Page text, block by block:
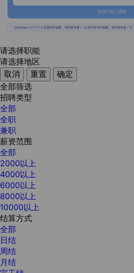
长按识别二维码
{{usertype=='2'?'个人投递实时提醒，招聘更快捷！':'企业回复实时提醒，求职更快捷！'}}
请选择职能
请选择地区
取消
重置
确定
全部筛选
招聘类型
全部
全职
兼职
薪资范围
全部
2000以上
4000以上
6000以上
8000以上
10000以上
结算方式
全部
日结
周结
月结